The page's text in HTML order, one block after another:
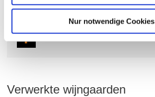
Nur notwendige Cookies
Tel: (0049) 6244 7497
E-Mail: weingut.spies@t-online.de
Verwerkte wijngaarden